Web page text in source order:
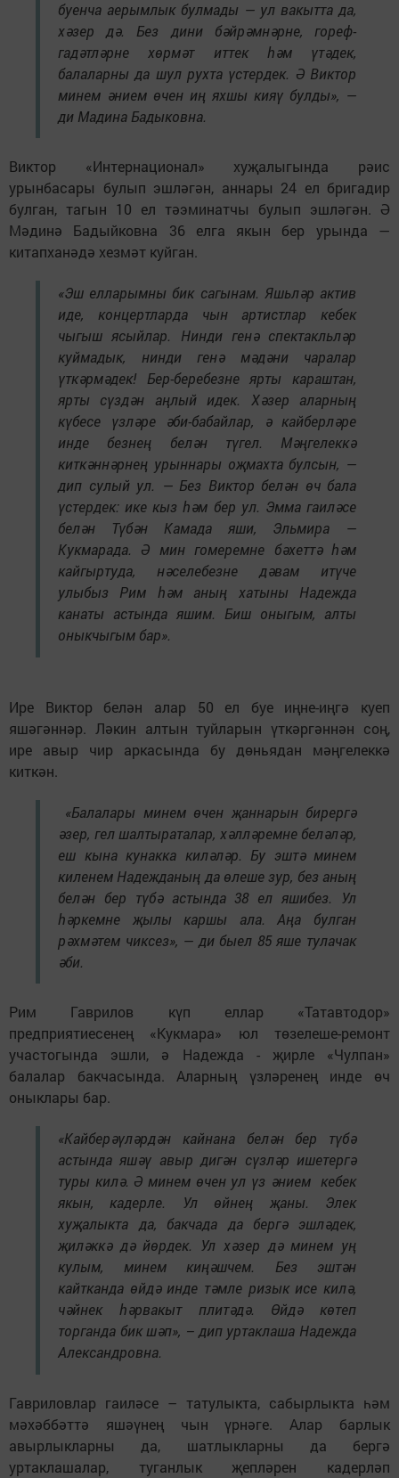
буенча аерымлык булмады — ул вакытта да,
хәзер дә. Без дини бәйрәмнәрне, гореф-
гадәтләрне хөрмәт иттек һәм үтәдек,
балаларны да шул рухта үстердек. Ә Виктор
минем әнием өчен иң яхшы кияү булды», —
ди Мадина Бадыковна.
Виктор «Интернационал» хуҗалыгында рәис
урынбасары булып эшләгән, аннары 24 ел бригадир
булган, тагын 10 ел тәэминатчы булып эшләгән. Ә
Мәдинә Бадыйковна 36 елга якын бер урында —
китапханәдә хезмәт куйган.
«Эш елларымны бик сагынам. Яшьләр актив
иде, концертларда чын артистлар кебек
чыгыш ясыйлар. Нинди генә спектакльләр
куймадык, нинди генә мәдәни чаралар
үткәрмәдек! Бер-беребезне ярты караштан,
ярты сүздән аңлый идек. Хәзер аларның
күбесе үзләре әби-бабайлар, ә кайберләре
инде безнең белән түгел. Мәңгелеккә
киткәннәрнең урыннары оҗмахта булсын, —
дип сулый ул. — Без Виктор белән өч бала
үстердек: ике кыз һәм бер ул. Эмма гаиләсе
белән Түбән Камада яши, Эльмира —
Кукмарада. Ә мин гомеремне бәхеттә һәм
кайгыртуда, нәселебезне дәвам итүче
улыбыз Рим һәм аның хатыны Надежда
канаты астында яшим. Биш оныгым, алты
оныкчыгым бар».
Ире Виктор белән алар 50 ел буе иңне-иңгә куеп
яшәгәннәр. Ләкин алтын туйларын үткәргәннән соң,
ире авыр чир аркасында бу дөньядан мәңгелеккә
киткән.
«Балалары минем өчен җаннарын бирергә
әзер, гел шалтыраталар, хәлләремне беләләр,
еш кына кунакка киләләр. Бу эштә минем
киленем Надежданың да өлеше зур, без аның
белән бер түбә астында 38 ел яшибез. Ул
һәркемне җылы каршы ала. Аңа булган
рәхмәтем чиксез», — ди быел 85 яше тулачак
әби.
Рим Гаврилов күп еллар «Татавтодор»
предприятиесенең «Кукмара» юл төзелеше-ремонт
участогында эшли, ә Надежда - җирле «Чулпан»
балалар бакчасында. Аларның үзләренең инде өч
оныклары бар.
«Кайберәүләрдән кайнана белән бер түбә
астында яшәү авыр дигән сүзләр ишетергә
туры килә. Ә минем өчен ул үз әнием кебек
якын, кадерле. Ул өйнең җаны. Элек
хуҗалыкта да, бакчада да бергә эшләдек,
җиләккә дә йөрдек. Ул хәзер дә минем уң
кулым, минем киңәшчем. Без эштән
кайтканда өйдә инде тәмле ризык исе килә,
чәйнек һәрвакыт плитәдә. Өйдә көтеп
торганда бик шәп», – дип уртаклаша Надежда
Александровна.
Гавриловлар гаиләсе – татулыкта, сабырлыкта һәм
мәхәббәттә яшәүнең чын үрнәге. Алар барлык
авырлыкларны да, шатлыкларны да бергә
уртаклашалар, туганлык җепләрен кадерләп